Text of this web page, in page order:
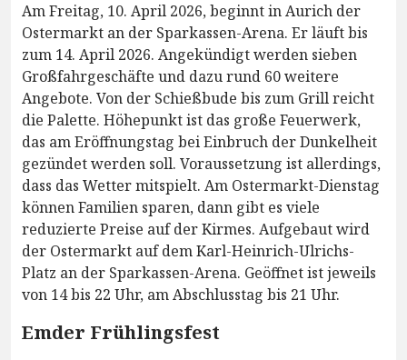
Am Freitag, 10. April 2026, beginnt in Aurich der
Ostermarkt an der Sparkassen-Arena. Er läuft bis
zum 14. April 2026. Angekündigt werden sieben
Großfahrgeschäfte und dazu rund 60 weitere
Angebote. Von der Schießbude bis zum Grill reicht
die Palette. Höhepunkt ist das große Feuerwerk,
das am Eröffnungstag bei Einbruch der Dunkelheit
gezündet werden soll. Voraussetzung ist allerdings,
dass das Wetter mitspielt. Am Ostermarkt-Dienstag
können Familien sparen, dann gibt es viele
reduzierte Preise auf der Kirmes. Aufgebaut wird
der Ostermarkt auf dem Karl-Heinrich-Ulrichs-
Platz an der Sparkassen-Arena. Geöffnet ist jeweils
von 14 bis 22 Uhr, am Abschlusstag bis 21 Uhr.
Emder Frühlingsfest